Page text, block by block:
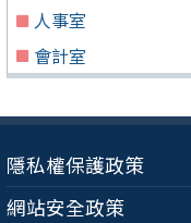
人事室
會計室
隱私權保護政策
網站安全政策